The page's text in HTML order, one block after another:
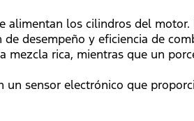
alimentan los cilindros del
desempeño y eficiencia de
rica, mientras que un
un sensor electrónico que